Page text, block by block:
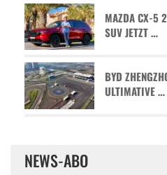
MAZDA CX-5
SUV JETZT …
BYD
ULTIMATIVE …
NEWS-ABO